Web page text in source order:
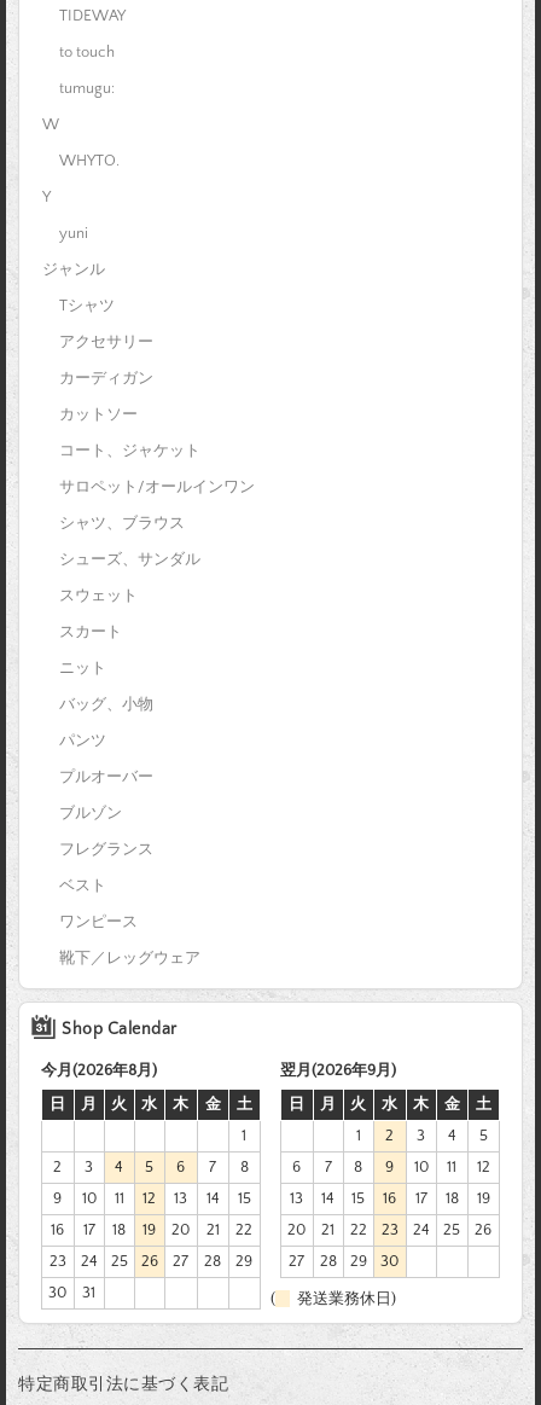
TIDEWAY
to touch
tumugu:
W
WHYTO.
Y
yuni
ジャンル
Tシャツ
アクセサリー
カーディガン
カットソー
コート、ジャケット
サロペット/オールインワン
シャツ、ブラウス
シューズ、サンダル
スウェット
スカート
ニット
バッグ、小物
パンツ
プルオーバー
ブルゾン
フレグランス
ベスト
ワンピース
靴下／レッグウェア
Shop Calendar
今月(2026年8月)
日
月 火 水 木 金
土
1
2
3 4 5 6 7
8
9
10 11 12 13 14
15
16
17 18 19 20 21
22
23
24 25 26 27 28
29
30
31
翌月(2026年9月)
日
月 火 水 木 金
土
1
2 3 4
5
6
7 8 9 10 11
12
13
14 15 16 17 18
19
20
21 22 23 24 25
26
27
28 29 30
( 発送業務休日)
特定商取引法に基づく表記